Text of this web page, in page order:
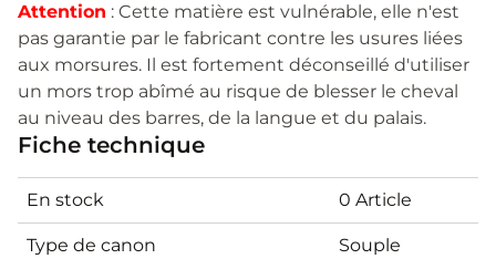
Attention : Cette matière est vulnérable, elle n'est
pas garantie par le fabricant contre les usures liées
aux morsures. Il est fortement déconseillé d'utiliser
un mors trop abîmé au risque de blesser le cheval
au niveau des barres, de la langue et du palais.
Fiche technique
En stock 0 Article
Type de canon Souple